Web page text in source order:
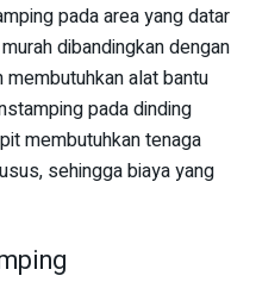
pada area yang datar
dibandingkan dengan
alat bantu
pada dinding
membutuhkan tenaga
sehingga biaya yang